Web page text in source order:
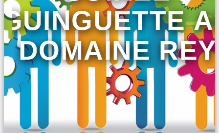
GUINGUETTE
DOMAINE REY